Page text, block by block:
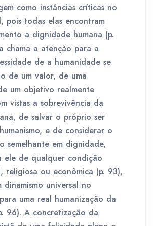
como instâncias críticas no
pois todas elas encontram
a dignidade humana (p.
chama a atenção para a
de a humanidade se
de um valor, de uma
um objetivo realmente
vistas a sobrevivência da
de salvar o próprio ser
e de considerar o
semelhante em dignidade,
ele de qualquer condição
religiosa ou econômica (p. 93),
dinamismo universal no
uma real humanização da
96). A concretização da